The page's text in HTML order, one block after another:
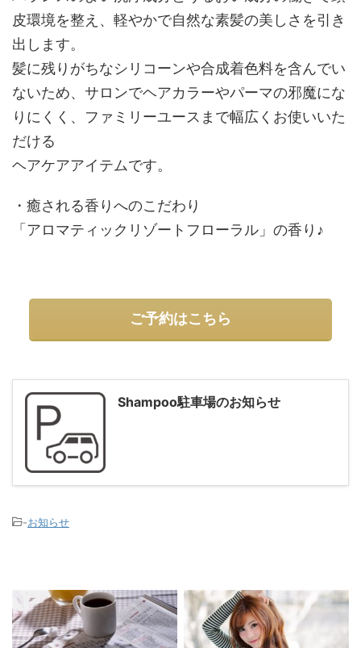
皮環境を整え、軽やかで自然な素髪の美しさを引き
出します。
髪に残りがちなシリコーンや合成着色料を含んでい
ないため、サロンでヘアカラーやパーマの邪魔にな
りにくく、ファミリーユースまで幅広くお使いいた
だける
ヘアケアアイテムです。
・癒される香りへのこだわり
「アロマティックリゾートフローラル」の香り♪
ご予約はこちら
Shampoo駐車場のお知らせ
-お知らせ